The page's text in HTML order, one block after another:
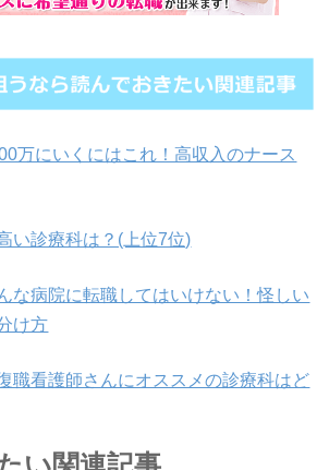
万にいくにはこれ！高収入のナース
い診療科は？(上位7位)
な病院に転職してはいけない！怪しい
け方
職看護師さんにオススメの診療科はど